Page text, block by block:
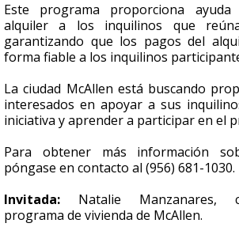
Este programa proporciona
alquiler a los inquilinos que
garantizando que los pagos del
forma fiable a los inquilinos
La ciudad McAllen está buscando
interesados en apoyar a sus
iniciativa y aprender a participar en el
Para obtener más información
póngase en contacto al (956) 681-1030.
Invitada: Natalie Manzanares,
programa de vivienda de McAllen.